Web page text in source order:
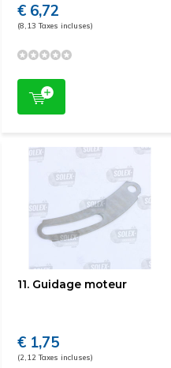
€ 6,72
(8,13 Taxes incluses)
11. Guidage moteur
€ 1,75
(2,12 Taxes incluses)